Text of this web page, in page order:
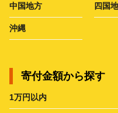
中国地方 四国
沖縄
寄付金額から探す
1万円以内